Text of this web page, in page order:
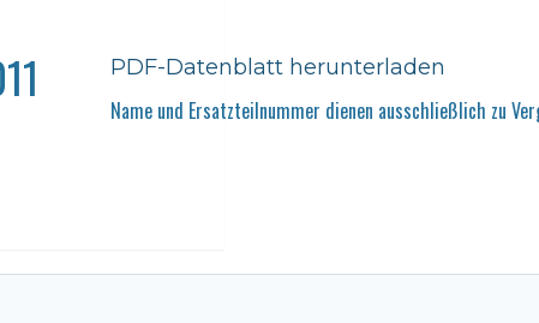
PDF-Datenblatt herunterladen
Name und Ersatzteilnummer dienen ausschließlich zu